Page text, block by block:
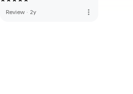
Review · 2y more_vert